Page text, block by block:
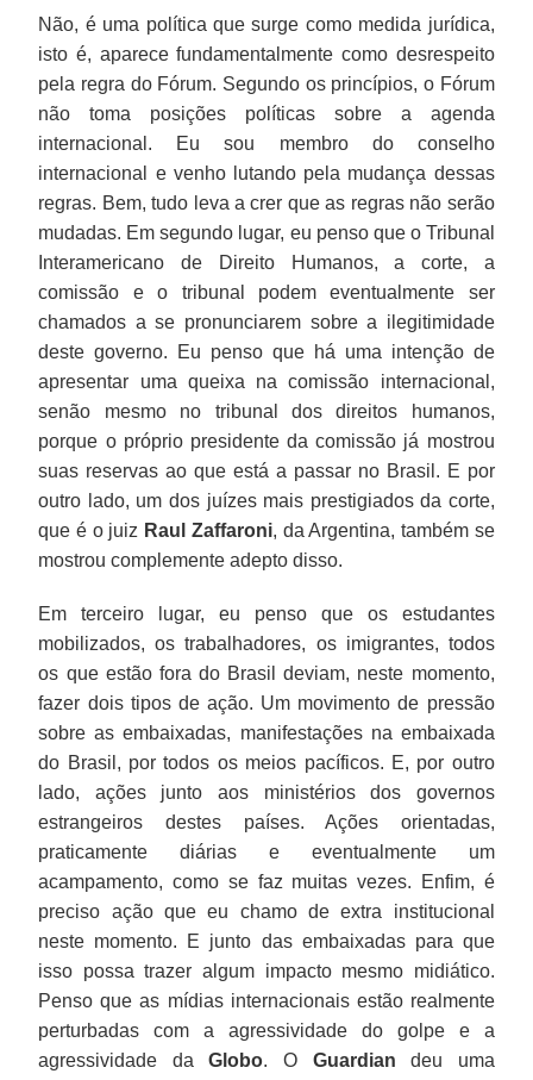
Não, é uma política que surge como medida jurídica,
isto é, aparece fundamentalmente como desrespeito
pela regra do Fórum. Segundo os princípios, o Fórum
não toma posições políticas sobre a agenda
internacional. Eu sou membro do conselho
internacional e venho lutando pela mudança dessas
regras. Bem, tudo leva a crer que as regras não serão
mudadas. Em segundo lugar, eu penso que o Tribunal
Interamericano de Direito Humanos, a corte, a
comissão e o tribunal podem eventualmente ser
chamados a se pronunciarem sobre a ilegitimidade
deste governo. Eu penso que há uma intenção de
apresentar uma queixa na comissão internacional,
senão mesmo no tribunal dos direitos humanos,
porque o próprio presidente da comissão já mostrou
suas reservas ao que está a passar no Brasil. E por
outro lado, um dos juízes mais prestigiados da corte,
que é o juiz Raul Zaffaroni, da Argentina, também se
mostrou complemente adepto disso.
Em terceiro lugar, eu penso que os estudantes
mobilizados, os trabalhadores, os imigrantes, todos
os que estão fora do Brasil deviam, neste momento,
fazer dois tipos de ação. Um movimento de pressão
sobre as embaixadas, manifestações na embaixada
do Brasil, por todos os meios pacíficos. E, por outro
lado, ações junto aos ministérios dos governos
estrangeiros destes países. Ações orientadas,
praticamente diárias e eventualmente um
acampamento, como se faz muitas vezes. Enfim, é
preciso ação que eu chamo de extra institucional
neste momento. E junto das embaixadas para que
isso possa trazer algum impacto mesmo midiático.
Penso que as mídias internacionais estão realmente
perturbadas com a agressividade do golpe e a
agressividade daGlobo. O Guardian deu uma